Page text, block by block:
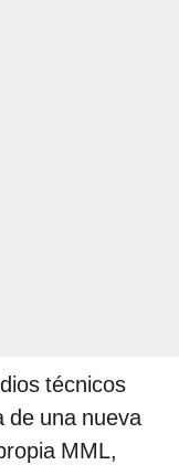
técnicos
de una nueva
MML,